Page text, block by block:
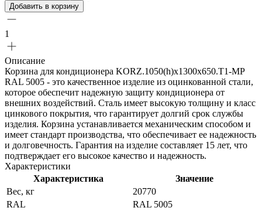
Добавить в корзину
1
Описание
Корзина для кондиционера KORZ.1050(h)x1300x650.T1-MP
RAL 5005 - это качественное изделие из оцинкованной стали,
которое обеспечит надежную защиту кондиционера от
внешних воздействий. Сталь имеет высокую толщину и класс
цинкового покрытия, что гарантирует долгий срок службы
изделия. Корзина устанавливается механическим способом и
имеет стандарт производства, что обеспечивает ее надежность
и долговечность. Гарантия на изделие составляет 15 лет, что
подтверждает его высокое качество и надежность.
Характеристики
Характеристика
Значение
Вес, кг
20770
RAL
RAL 5005